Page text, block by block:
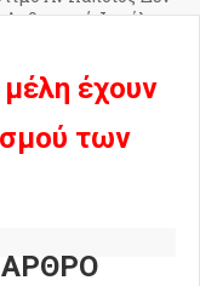
Φανέλα
έχουν
των
ΑΡΘΡΟ